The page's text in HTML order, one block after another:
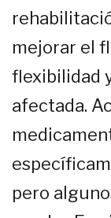
mejorar el
flexibilidad
afectada.
pero